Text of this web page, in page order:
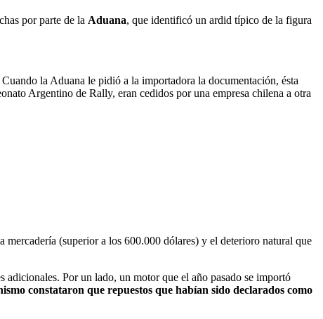
por parte de la Aduana, que identificó un ardid típico de la figura
Cuando la Aduana le pidió a la importadora la documentación, ésta
Argentino de Rally, eran cedidos por una empresa chilena a otra
mercadería (superior a los 600.000 dólares) y el deterioro natural que
adicionales. Por un lado, un motor que el año pasado se importó
constataron que repuestos que habían sido declarados como